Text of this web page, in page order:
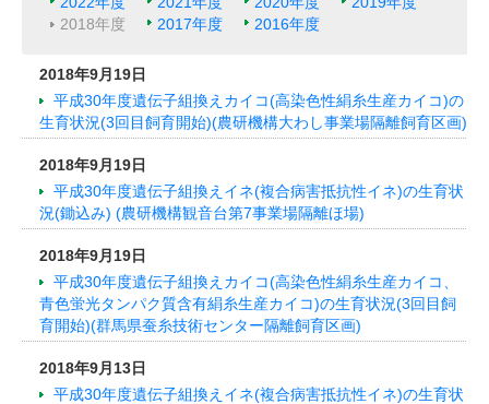
2018年度
2017年度 2016年度
2018年9月19日
平成30年度遺伝子組換えカイコ(高染色性絹糸生産カイコ)の
生育状況(3回目飼育開始)(農研機構大わし事業場隔離飼育区画)
2018年9月19日
平成30年度遺伝子組換えイネ(複合病害抵抗性イネ)の生育状
況(鋤込み) (農研機構観音台第7事業場隔離ほ場)
2018年9月19日
平成30年度遺伝子組換えカイコ(高染色性絹糸生産カイコ、
青色蛍光タンパク質含有絹糸生産カイコ)の生育状況(3回目飼
育開始)(群馬県蚕糸技術センター隔離飼育区画)
2018年9月13日
平成30年度遺伝子組換えイネ(複合病害抵抗性イネ)の生育状